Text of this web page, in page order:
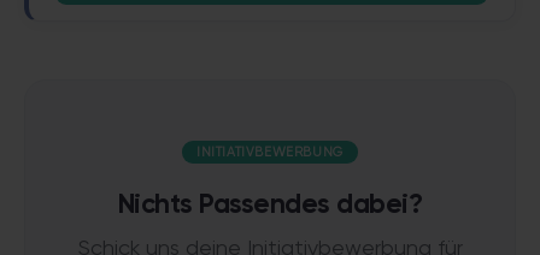
INITIATIVBEWERBUNG
Nichts Passendes dabei?
Schick uns deine Initiativbewerbung für